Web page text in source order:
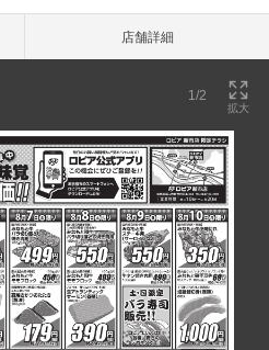
店舗詳細
1/2
拡大